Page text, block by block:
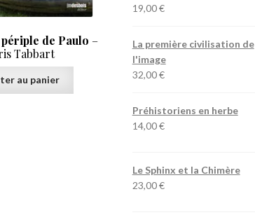
de Paulo –
Tabbart
au panier
19,00€
La première civilisation de
l'image
32,00€
Préhistoriens en herbe
14,00€
Le Sphinx et la Chimère
23,00€